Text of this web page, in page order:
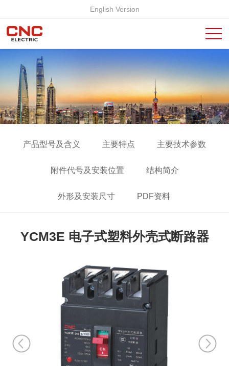
English Version
产品型号及含义 主要特点 主要技术参数
附件代号及安装位置 结构简介
外形及安装尺寸 PDF资料
YCM3E 电子式塑料外壳式断路器